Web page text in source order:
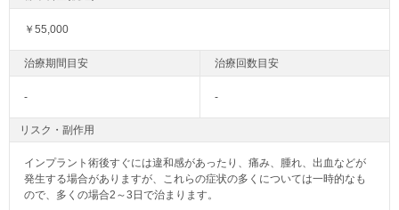
￥55,000
- -
リスク・副作用
インプラント術後すぐには違和感があったり、痛み、腫れ、出血などが
発生する場合がありますが、これらの症状の多くについては一時的なも
ので、多くの場合2～3日で治まります。